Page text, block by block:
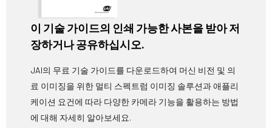
이 기술가이드의 인쇄 가능한사본을 받아저
장하거나공유하십시오.
JAI의 무료 기술 가이드를 다운로드하여 머신 비전 및 의
료 이미징을 위한 멀티 스펙트럼 이미징 솔루션과 애플리
케이션 요건에 따라 다양한 카메라 기능을 활용하는 방법
에 대해 자세히 알아보세요.